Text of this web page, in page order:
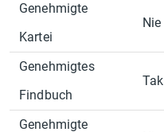
Genehmigte
Kartei
Nie
Genehmigtes
Findbuch
Tak
Genehmigte